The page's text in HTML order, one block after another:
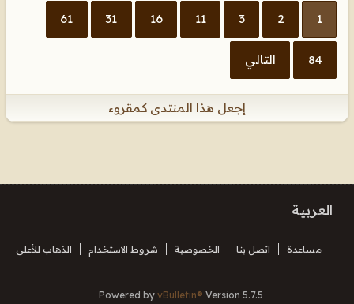
1
2
3
11
16
31
61
84 التالي
إجعل هذا المنتدى كمقروء
العربية
مساعدة اتصل بنا الخصوصية شروط الاستخدام الذهاب للأعلى
Powered by vBulletin® Version 5.7.5